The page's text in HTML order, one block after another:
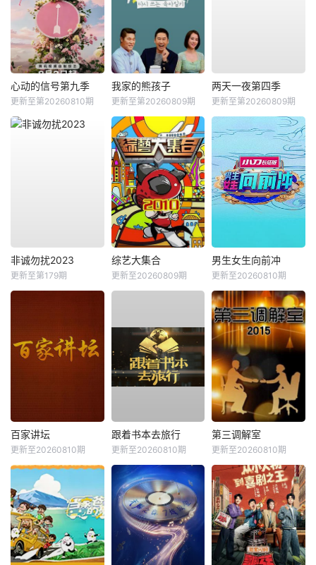
心动的信号第九季
更新至第20260810期
我家的熊孩子
更新至第20260809期
两天一夜第四季
更新至第20260809期
非诚勿扰2023
更新至第179期
综艺大集合
更新至20260809期
男生女生向前冲
更新至20260810期
百家讲坛
更新至20260810期
跟着书本去旅行
更新至20260810期
第三调解室
更新至20260810期